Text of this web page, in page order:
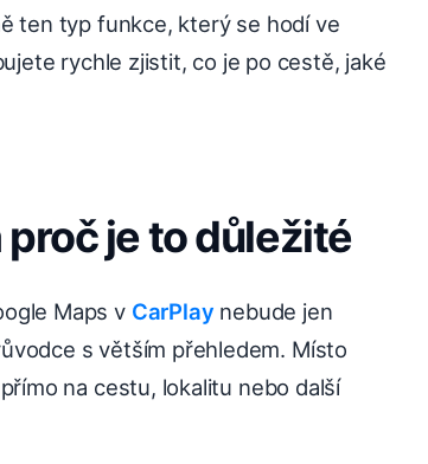
ten typ funkce, který se hodí ve
rychle zjistit, co je po cestě, jaké
je to důležité
Maps v CarPlay nebude jen
s větším přehledem. Místo
na cestu, lokalitu nebo další